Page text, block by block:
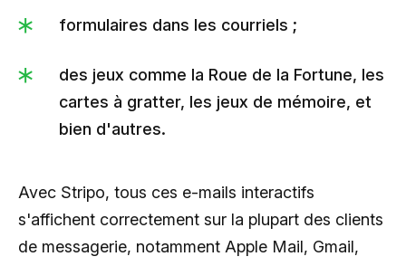
formulaires dans les courriels ;
des jeux comme la Roue de la Fortune, les
cartes à gratter, les jeux de mémoire, et
bien d'autres.
Avec Stripo, tous ces e-mails interactifs
s'affichent correctement sur la plupart des clients
de messagerie, notamment Apple Mail, Gmail,